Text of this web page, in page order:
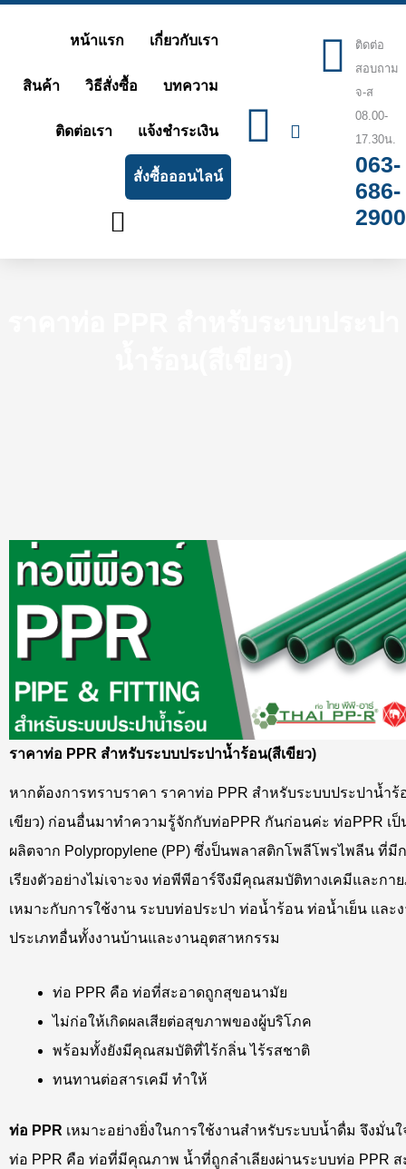
content
หน้าแรก เกี่ยวกับเรา
สินค้า วิธีสั่งซื้อ บทความ
ติดต่อเรา แจ้งชำระเงิน
สั่งซื้อออนไลน์
ติดต่อ
สอบถาม
จ-ส
08.00-
17.30น.
063-
686-
2900
ราคาท่อ PPR สำหรับระบบประปาน้ำร้อน(สีเขียว)
หากต้องการทราบราคา ราคาท่อ PPR สำหรับระบบประปาน้ำร้
เขียว) ก่อนอื่นมาทำความรู้จักกับท่อPPR กันก่อนค่ะ ท่อPPR เ
ผลิตจาก Polypropylene (PP) ซึ่งป็นพลาสติกโพลีโพรไพลีน ที่มี
เรียงตัวอย่างไม่เจาะจง ท่อพีพีอาร์จึงมีคุณสมบัติทางเคมีและกา
เหมาะกับการใช้งาน ระบบท่อประปา ท่อน้ำร้อน ท่อน้ำเย็น และ
ประเภทอื่นทั้งงานบ้านและงานอุตสาหกรรม
ท่อ PPR คือ ท่อที่สะอาดถูกสุขอนามัย
ไม่ก่อให้เกิดผลเสียต่อสุขภาพของผู้บริโภค
พร้อมทั้งยังมีคุณสมบัติที่ไร้กลิ่น ไร้รสชาติ
ทนทานต่อสารเคมี ทำให้
ท่อ PPR เหมาะอย่างยิ่งในการใช้งานสำหรับระบบน้ำดื่ม จึงมั่นใ
ท่อ PPR คือ ท่อที่มีคุณภาพ น้ำที่ถูกลำเลียงผ่านระบบท่อ PPR ส